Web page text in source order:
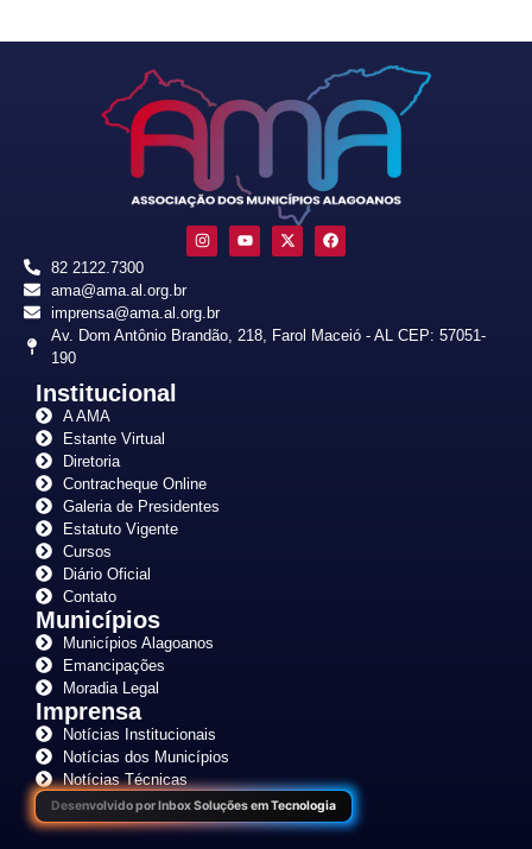
82 2122.7300
ama@ama.al.org.br
imprensa@ama.al.org.br
Av. Dom Antônio Brandão, 218, Farol Maceió - AL CEP: 57051-
190
Institucional
A AMA
Estante Virtual
Diretoria
Contracheque Online
Galeria de Presidentes
Estatuto Vigente
Cursos
Diário Oficial
Contato
Municípios
Municípios Alagoanos
Emancipações
Moradia Legal
Imprensa
Notícias Institucionais
Notícias dos Municípios
Notícias Técnicas
Desenvolvido por Inbox Soluções em Tecnologia